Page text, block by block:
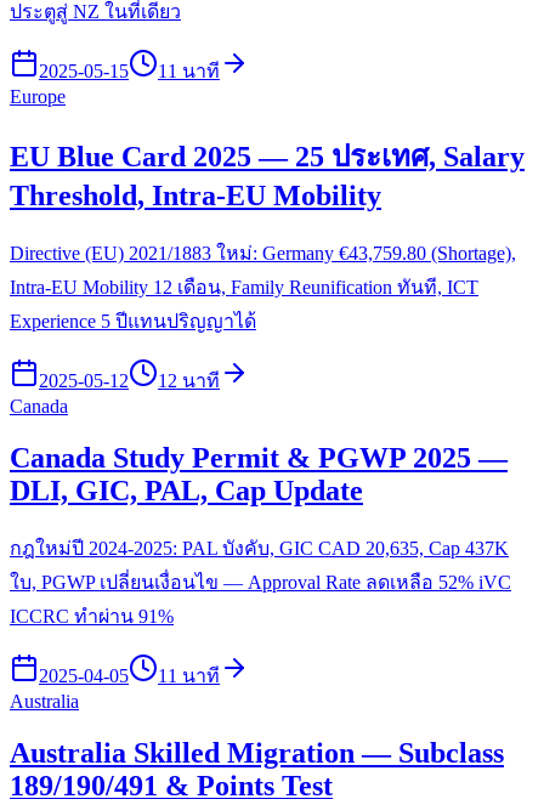
ประตูสู่ NZ ในที่เดียว
2025-05-15
11 นาที
Europe
EU Blue Card 2025 — 25 ประเทศ, Salary
Threshold, Intra-EU Mobility
Directive (EU) 2021/1883 ใหม่: Germany €43,759.80 (Shortage),
Intra-EU Mobility 12 เดือน, Family Reunification ทันที, ICT
Experience 5 ปีแทนปริญญาได้
2025-05-12
12 นาที
Canada
Canada Study Permit & PGWP 2025 —
DLI, GIC, PAL, Cap Update
กฎใหม่ปี 2024-2025: PAL บังคับ, GIC CAD 20,635, Cap 437K
ใบ, PGWP เปลี่ยนเงื่อนไข — Approval Rate ลดเหลือ 52% iVC
ICCRC ทำผ่าน 91%
2025-04-05
11 นาที
Australia
Australia Skilled Migration — Subclass
189/190/491 & Points Test